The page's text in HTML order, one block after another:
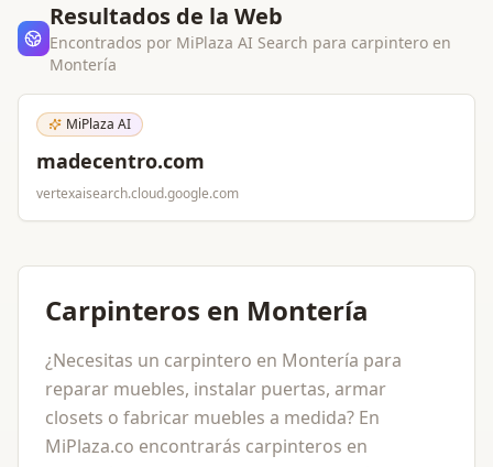
Resultados de la Web
Encontrados por MiPlaza AI Search para carpinteroen
Montería
MiPlaza AI
madecentro.com
vertexaisearch.cloud.google.com
Carpinteros en Montería
¿Necesitas un carpintero en Montería para
reparar muebles, instalar puertas, armar
closets o fabricar muebles a medida? En
MiPlaza.co encontrarás carpinteros en